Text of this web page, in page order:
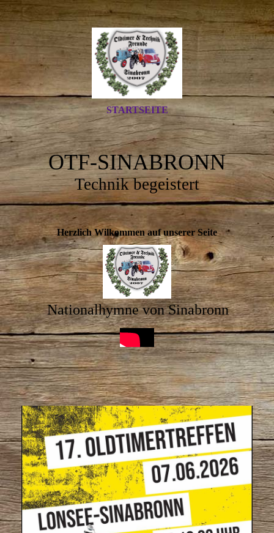
STARTSEITE
OTF-SINABRONN
Technik begeistert
Herzlich Wilkommen auf unserer Seite
Nationalhymne von Sinabronn